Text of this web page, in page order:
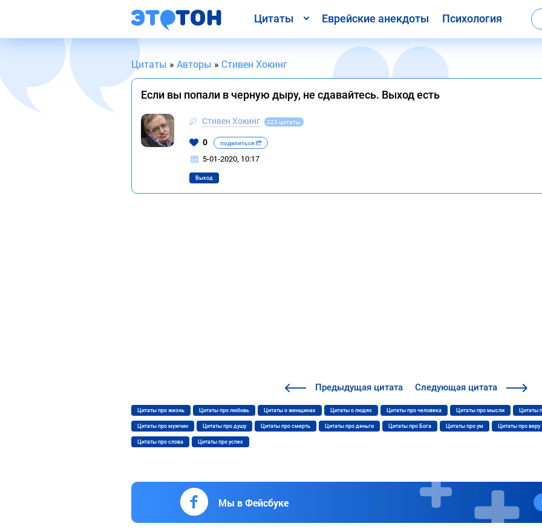
Цитаты Еврейские анекдоты Психология
Цитаты » Авторы » Стивен Хокинг
Если вы попали в черную дыру, не сдавайтесь. Выход есть
Стивен Хокинг 223 цитаты
0 поделиться
5-01-2020, 10:17
Выход
Предыдущая цитата Следующая цитата
Цитаты про жизнь Цитаты про любовь Цитаты о женщинах Цитаты о людях Цитаты про человека Цитаты про мысли Цитаты
Цитаты про мужчин Цитаты про душу Цитаты про смерть Цитаты про деньги Цитаты про Бога Цитаты про ум Цитаты про веру
Цитаты про слова Цитаты про успех
Мы в Фейсбуке